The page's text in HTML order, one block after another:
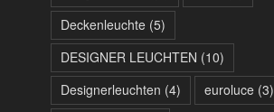
Deckenleuchte(5)
DESIGNER LEUCHTEN (10)
Designerleuchten (4) euroluce(3)